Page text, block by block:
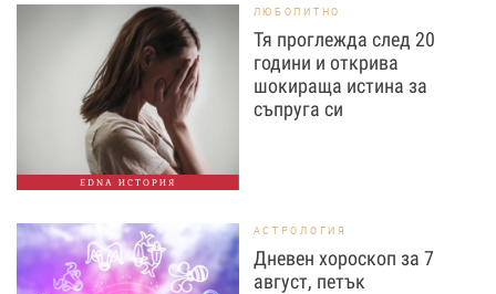
EDNA ИСТОРИЯ
ЛЮБОПИТНО
Тя проглежда след 20
години и открива
шокираща истина за
съпруга си
АСТРОЛОГИЯ
Дневен хороскоп за 7
август, петък